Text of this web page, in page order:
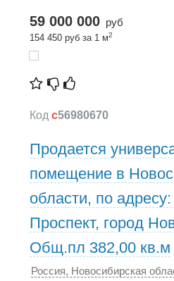
59 000 000 руб
154 450 руб за 1 м2
Код c56980670
Продается
помещение в
области, по
Проспект, город
Общ.пл 382,00 кв.м
Россия, Новосибирская